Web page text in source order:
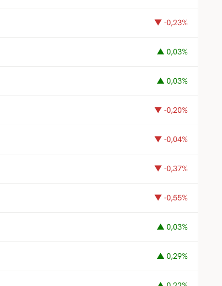
▼ -0,23%
▲ 0,03%
▲ 0,03%
▼ -0,20%
▼ -0,04%
▼ -0,37%
▼ -0,55%
▲ 0,03%
▲ 0,29%